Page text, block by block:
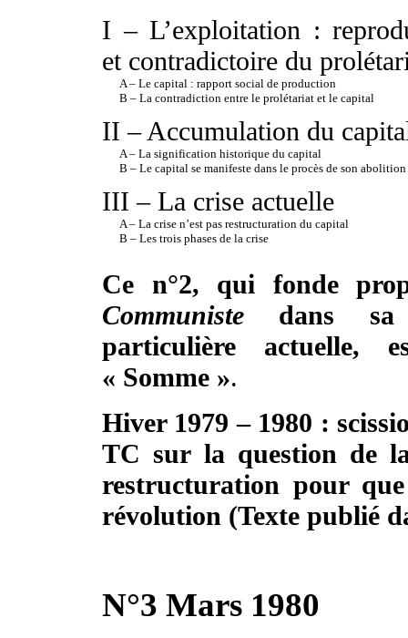
I – L’exploitation :
et contradictoire du
A – Le capital : rapport social de production
B – La contradiction entre le prolétariat et le capital
II – Accumulation du
A – La signification historique du capital
B – Le capital se manifeste dans le procès de son
III – La crise actuelle
A – La crise n’est pas restructuration du capital
B – Les trois phases de la crise
Ce n°2, qui fonde
Communiste dans sa
particulière actuelle,
« Somme ».
Hiver 1979 – 1980 :
TC sur la question de
restructuration pour
révolution (Texte publié
N°3 Mars 1980